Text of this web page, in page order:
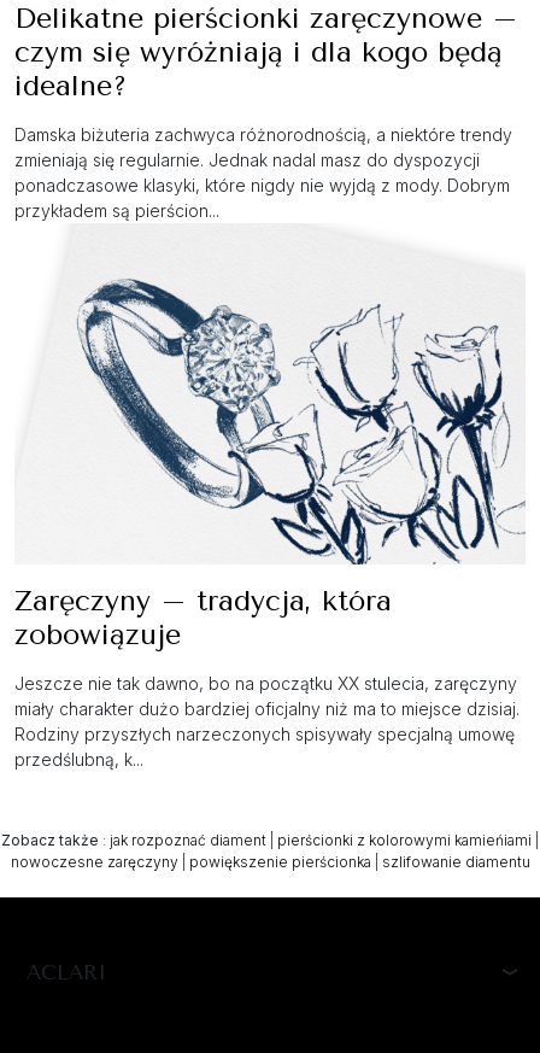
Delikatne pierścionki zaręczynowe –
czym się wyróżniają i dla kogo będą
idealne?
Damska biżuteria zachwyca różnorodnością, a niektóre trendy
zmieniają się regularnie. Jednak nadal masz do dyspozycji
ponadczasowe klasyki, które nigdy nie wyjdą z mody. Dobrym
przykładem są pierścion...
Zaręczyny – tradycja, która
zobowiązuje
Jeszcze nie tak dawno, bo na początku XX stulecia, zaręczyny
miały charakter dużo bardziej oficjalny niż ma to miejsce dzisiaj.
Rodziny przyszłych narzeczonych spisywały specjalną umowę
przedślubną, k...
Zobacz także : jak rozpoznać diament pierścionki z kolorowymi kamieńiami
nowoczesne zaręczyny| powiększenie pierścionka szlifowanie diamentu
ACLARI